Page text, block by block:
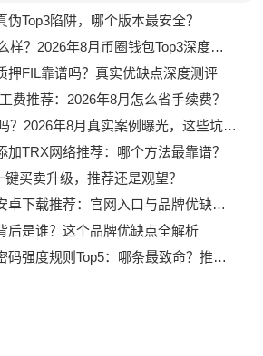
伪Top3陷阱，哪个版本最安全？
？2026年8月币圈钱包Top3深度评价
押FIL靠谱吗？真实优缺点深度测评
费推荐：2026年8月怎么省手续费？
2026年8月真实案例曝光，这些坑别踩
加TRX网络推荐：哪个方法最靠谱？
买卖升级，推荐还是观望？
载推荐：官网入口与品牌优缺点全解析
后是谁？这个品牌优缺点全解析
强度规则Top5：哪条最致命？推荐必看